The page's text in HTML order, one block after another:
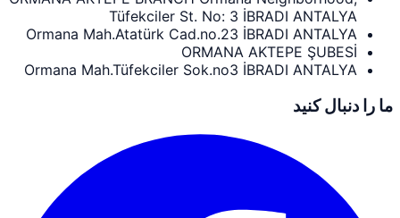
Tüfekciler St. No: 3 İBRADI ANTALYA
Ormana Mah.Atatürk Cad.no.23 İBRADI ANTALYA
ORMANA AKTEPE ŞUBESİ
Ormana Mah.Tüfekciler Sok.no3 İBRADI ANTALYA
ما را دنبال کنید